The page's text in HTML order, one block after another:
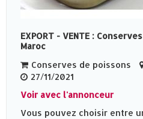
EXPORT - VENTE :
Maroc
Conserves de poissons
27/11/2021
Voir avec l'annonceur
Vous pouvez choisir entre